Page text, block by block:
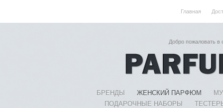
Главная
Добро пожаловать
БРЕНДЫ ЖЕНСКИЙ ПАРФЮМ
ПОДАРОЧНЫЕ НАБОРЫ